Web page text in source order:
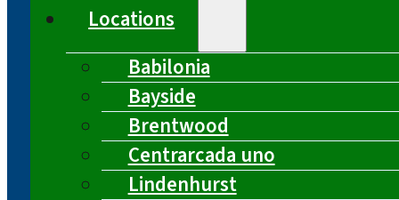
Locations
Babilonia
Bayside
Brentwood
Centrarcada uno
Lindenhurst